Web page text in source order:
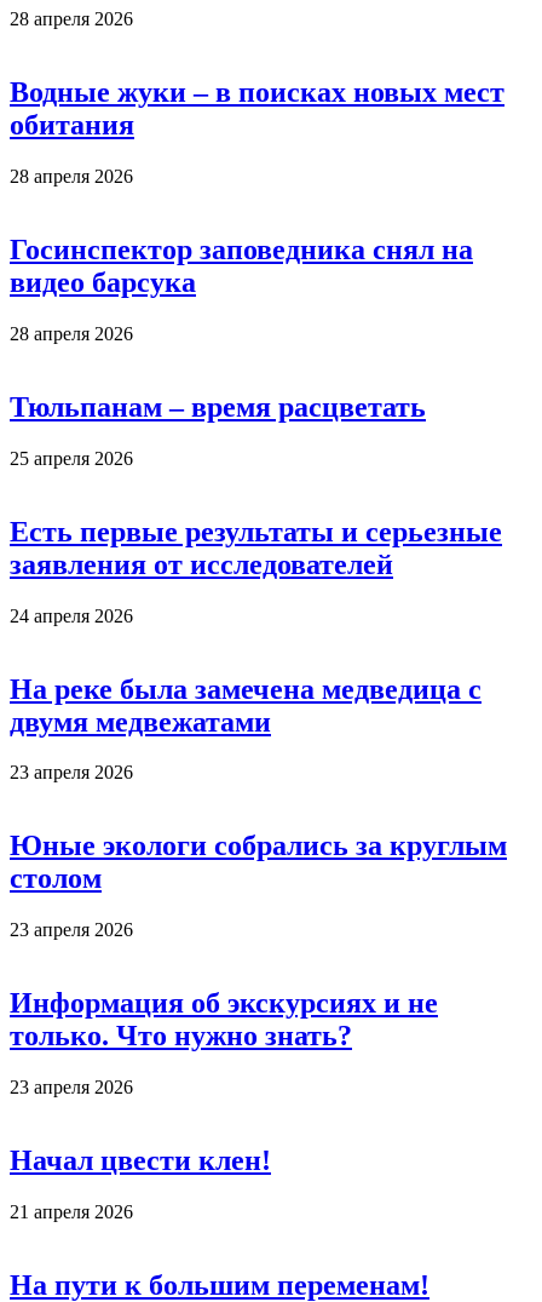
28 апреля 2026
Водные жуки – в поисках новых мест
обитания
28 апреля 2026
Госинспектор заповедника снял на
видео барсука
28 апреля 2026
Тюльпанам – время расцветать
25 апреля 2026
Есть первые результаты и серьезные
заявления от исследователей
24 апреля 2026
На реке была замечена медведица с
двумя медвежатами
23 апреля 2026
Юные экологи собрались за круглым
столом
23 апреля 2026
Информация об экскурсиях и не
только. Что нужно знать?
23 апреля 2026
Начал цвести клен!
21 апреля 2026
На пути к большим переменам!